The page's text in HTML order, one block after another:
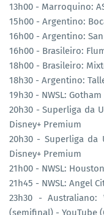
13h00 - Marroquino:
15h00 - Argentino:
16h00 - Argentino:
16h00 - Brasileiro:
18h00 - Brasileiro:
18h30 - Argentino:
19h30 - NWSL:
20h30 - Superliga da
Disney+ Premium
20h30 - Superliga da
Disney+ Premium
21h00 - NWSL:
21h45 - NWSL: Angel
23h30 - Australiano:
(semifinal) - YouTube